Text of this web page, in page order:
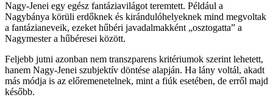
Nagy-Jenei egy egész fantáziavilágot teremtett. Például a
Nagybánya körüli erdőknek és kirándulóhelyeknek mind megvoltak
a fantázianeveik, ezeket hűbéri javadalmakként „osztogatta” a
Nagymester a hűbéresei között.
Feljebb jutni azonban nem transzparens kritériumok szerint lehetett,
hanem Nagy-Jenei szubjektív döntése alapján. Ha lány voltál, akadt
más módja is az előremenetelnek, mint a fiúk esetében, de erről majd
később.